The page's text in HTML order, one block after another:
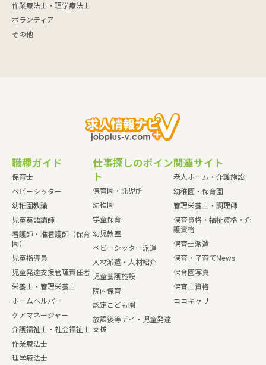
作業療法士・理学療法士
ボランティア
その他
職種ガイド
保育士
ベビーシッター
幼稚園教諭
児童英語講師
看護師・准看護師（保育
園）
児童指導員
児童発達支援管理責任者
栄養士・管理栄養士
ホームヘルパー
ケアマネージャー
介護福祉士・社会福祉士
作業療法士
理学療法士
仕事探しのポイン
ト
保育園・託児所
幼稚園
学童保育
幼児教室
ベビーシッター派遣
人材派遣・人材紹介
児童養護施設
院内保育
認定こども園
放課後等デイ・児童発達
支援
関連サイト
老人ホーム・介護施設
幼稚園・保育園
管理栄養士・調理師
保育資格・福祉資格・介
護資格
保育士派遣
保育・子育てNews
保育園写真
保育士資格
ココキャリ